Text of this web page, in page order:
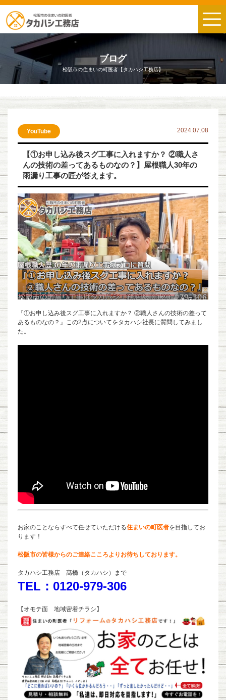
ブログ
松阪市の住まいの町医者【タカハシ工務店】
YouTube 2024.07.08
【①お申し込み後スグ工事に入れますか？ ②職人さ
んの技術の差ってあるものなの？】屋根職人30年の
雨漏り工事の匠が答えます。
『①お申し込み後スグ工事に入れますか？ ②職人さんの技術の差って
あるものなの？』この2点についてをタカハシ社長に質問してみまし
た。
お家のことならすべて任せていただける住まいの町医者を目指してお
ります！
松阪市の皆様からのご連絡こころよりお待ちしております。
タカハシ工務店 髙橋（タカハシ）まで
TEL：0120-979-306
【オモテ面 地域密着チラシ】